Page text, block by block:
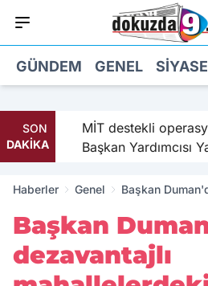
GÜNDEM GENEL
SON
DAKİKA
MİT destekli
Başkan Yardımcısı
Haberler Genel
Başkan
sürprizi
Başkan
dezavantajlı